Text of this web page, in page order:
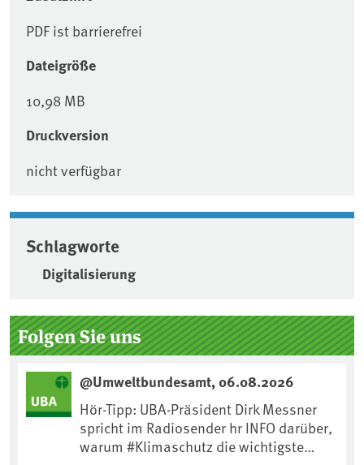
PDF ist barrierefrei
Dateigröße
10,98 MB
Druckversion
nicht verfügbar
Schlagworte
Digitalisierung
Seitenleiste
Folgen Sie uns
@Umweltbundesamt, 06.08.2026
Hör-Tipp: UBA-Präsident Dirk Messner
spricht im Radiosender hr INFO darüber,
warum #Klimaschutz die wichtigste